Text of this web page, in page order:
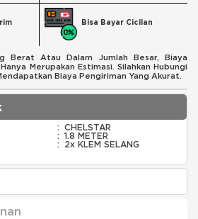
Bisa Bayar Cicilan
Berat Atau Dalam Jumlah Besar, Biaya
Merupakan Estimasi. Silahkan Hubungi
Biaya Pengiriman Yang Akurat.
: CHELSTAR
: 1.8 METER
: 2x KLEM SELANG